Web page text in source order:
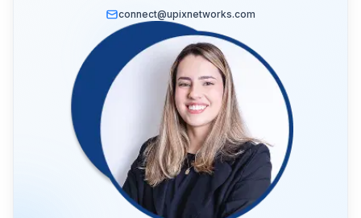
connect@upixnetworks.com